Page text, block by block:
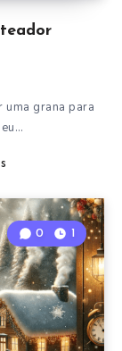
uma grana para
0 1